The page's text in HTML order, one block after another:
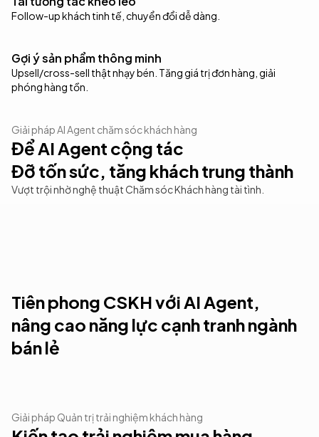
Follow-up khách tinh tế, chuyển đổi dễ dàng.
Gợi ý sản phẩm thông minh
Upsell/cross-sell thật nhạy bén. Tăng giá trị đơn hàng, giải
phóng hàng tồn.
Giải pháp AI Agent chăm sóc khách hàng
Để AI Agent cộng tác
Đỡ tốn sức, tăng khách trung thành
Vượt trội nhờ nghệ thuật Chăm sóc Khách hàng tài tình.
Ứng phó xuất sắc case khó
Tiên phong CSKH với AI Agent,
nâng cao năng lực cạnh tranh ngành
bán lẻ
Cuộc hội thoại được hỗ trợ với Filum.ai
Giảm thời gian xử lý phản hồi khách hàng
Giải pháp Quản trị trải nghiệm khách hàng